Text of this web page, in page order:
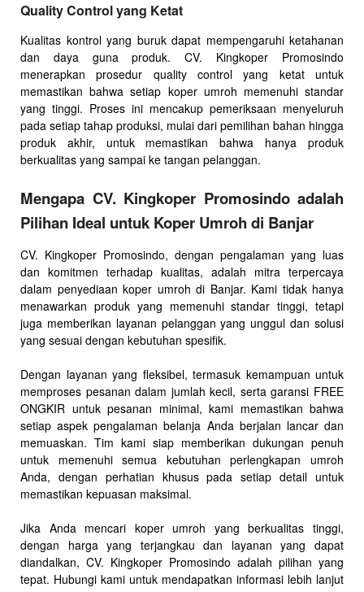
Quality Control yang Ketat
Kualitas kontrol yang buruk dapat mempengaruhi ketahanan
dan daya guna produk. CV. Kingkoper Promosindo
menerapkan prosedur quality control yang ketat untuk
memastikan bahwa setiap koper umroh memenuhi standar
yang tinggi. Proses ini mencakup pemeriksaan menyeluruh
pada setiap tahap produksi, mulai dari pemilihan bahan hingga
produk akhir, untuk memastikan bahwa hanya produk
berkualitas yang sampai ke tangan pelanggan.
Mengapa CV. Kingkoper Promosindo adalah
Pilihan Ideal untuk Koper Umroh di Banjar
CV. Kingkoper Promosindo, dengan pengalaman yang luas
dan komitmen terhadap kualitas, adalah mitra terpercaya
dalam penyediaan koper umroh di Banjar. Kami tidak hanya
menawarkan produk yang memenuhi standar tinggi, tetapi
juga memberikan layanan pelanggan yang unggul dan solusi
yang sesuai dengan kebutuhan spesifik.
Dengan layanan yang fleksibel, termasuk kemampuan untuk
memproses pesanan dalam jumlah kecil, serta garansi FREE
ONGKIR untuk pesanan minimal, kami memastikan bahwa
setiap aspek pengalaman belanja Anda berjalan lancar dan
memuaskan. Tim kami siap memberikan dukungan penuh
untuk memenuhi semua kebutuhan perlengkapan umroh
Anda, dengan perhatian khusus pada setiap detail untuk
memastikan kepuasan maksimal.
Jika Anda mencari koper umroh yang berkualitas tinggi,
dengan harga yang terjangkau dan layanan yang dapat
diandalkan, CV. Kingkoper Promosindo adalah pilihan yang
tepat. Hubungi kami untuk mendapatkan informasi lebih lanjut